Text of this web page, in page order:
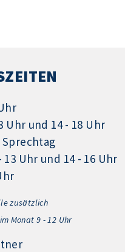
Uhr und 14 - 18 Uhr
13 Uhr und 14 - 16 Uhr
zusätzlich
Monat 9 - 12 Uhr